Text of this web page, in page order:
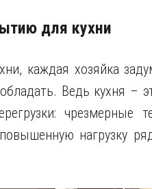
для кухни
каждая хозяйка
Ведь кухня –
чрезмерные
нагрузку